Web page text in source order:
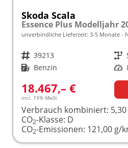
Skoda Scala
unverbindliche Lieferzeit: 3-5 Monate
Fahrzeugnr. 39213 Getriebe
Kraftstoff Benzin Leistung
18.467,– €
incl. 19% MwSt.
Verbrauch kombiniert:
CO2-Klasse: D
CO2-Emissionen: 121,00 g/